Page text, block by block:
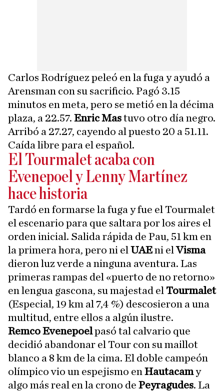
Carlos Rodríguez peleó en la fuga y ayudó a
Arensman con su sacrificio. Pagó 3.15
minutos en meta, pero se metió en la décima
plaza, a 22.57. Enric Mastuvo otro día negro.
Arribó a 27.27, cayendo al puesto 20 a 51.11.
Caída libre para el español.
El Tourmalet acaba con
Evenepoel y Lenny Martínez
hace historia
Tardó en formarse la fuga y fue el Tourmalet
el escenario para que saltara por los aires el
orden inicial. Salida rápida de Pau, 51 km en
la primera hora, pero ni el UAEni elVisma
dieron luz verde a ninguna aventura. Las
primeras rampas del «puerto de no retorno»
en lengua gascona, su majestad el Tourmalet
(Especial, 19 km al 7,4 %) descosieron a una
multitud, entre ellos a algún ilustre.
Remco Evenepoelpasó tal calvario que
decidió abandonar el Tour con su maillot
blanco a 8 km de la cima. El doble campeón
olímpico vio un espejismo en Hautacamy
algo más real en la crono de Peyragudes. La